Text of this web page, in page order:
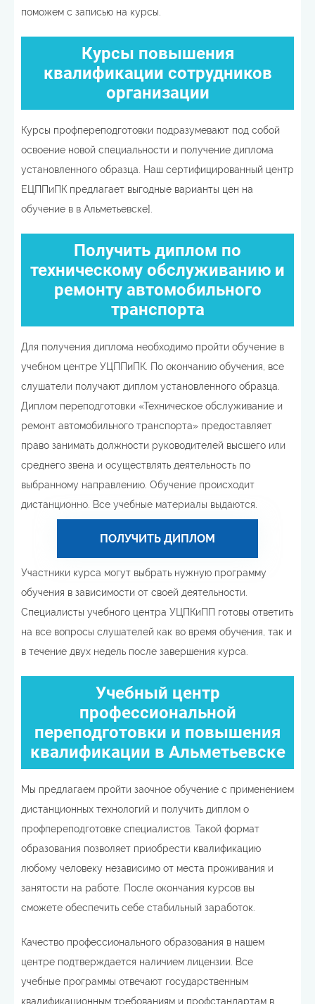
поможем с записью на курсы.
Курсы повышения
квалификации сотрудников
организации
Курсы профпереподготовки подразумевают под собой
освоение новой специальности и получение диплома
установленного образца. Наш сертифицированный центр
ЕЦППиПК предлагает выгодные варианты цен на
обучение в в Альметьевске].
Получить диплом по
техническому обслуживанию и
ремонту автомобильного
транспорта
Для получения диплома необходимо пройти обучение в
учебном центре УЦППиПК. По окончанию обучения, все
слушатели получают диплом установленного образца.
Диплом переподготовки «Техническое обслуживание и
ремонт автомобильного транспорта» предоставляет
право занимать должности руководителей высшего или
среднего звена и осуществлять деятельность по
выбранному направлению. Обучение происходит
дистанционно. Все учебные материалы выдаются.
ПОЛУЧИТЬ ДИПЛОМ
Участники курса могут выбрать нужную программу
обучения в зависимости от своей деятельности.
Специалисты учебного центра УЦПКиПП готовы ответить
на все вопросы слушателей как во время обучения, так и
в течение двух недель после завершения курса.
Учебный центр
профессиональной
переподготовки и повышения
квалификации в Альметьевске
Мы предлагаем пройти заочное обучение с применением
дистанционных технологий и получить диплом о
профпереподготовке специалистов. Такой формат
образования позволяет приобрести квалификацию
любому человеку независимо от места проживания и
занятости на работе. После окончания курсов вы
сможете обеспечить себе стабильный заработок.
Качество профессионального образования в нашем
центре подтверждается наличием лицензии. Все
учебные программы отвечают государственным
квалификационным требованиям и профстандартам в